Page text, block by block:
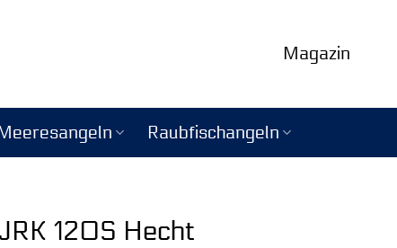
Magazin
Raubfischangeln
120S Hecht